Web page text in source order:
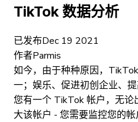
TikTok 数据分析
已发布Dec 19 2021
作者Parmis
如今，由于种种原因，
一；娱乐、促进初创企业、
您有一个 TikTok 帐户，无
大该帐户 - 您需要监控您的